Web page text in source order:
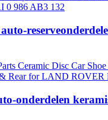
onderdelen